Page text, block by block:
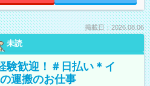
掲載日：2026.08.06
未読
験歓迎！＃日払い＊イ
運搬のお仕事